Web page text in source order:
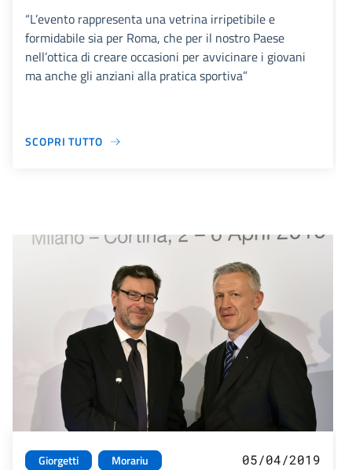
“L’evento rappresenta una vetrina irripetibile e
formidabile sia per Roma, che per il nostro Paese
nell’ottica di creare occasioni per avvicinare i giovani
ma anche gli anziani alla pratica sportiva”
SCOPRI TUTTO
Giorgetti
Morariu
05/04/2019